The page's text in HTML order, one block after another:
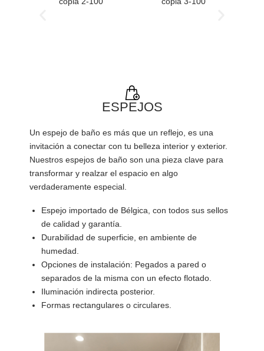
ESPEJOS
Un espejo de baño es más que un reflejo, es una
invitación a conectar con tu belleza interior y exterior.
Nuestros espejos de baño son una pieza clave para
transformar y realzar el espacio en algo
verdaderamente especial.
Espejo importado de Bélgica, con todos sus sellos
de calidad y garantía.
Durabilidad de superficie, en ambiente de
humedad.
Opciones de instalación: Pegados a pared o
separados de la misma con un efecto flotado.
Iluminación indirecta posterior.
Formas rectangulares o circulares.